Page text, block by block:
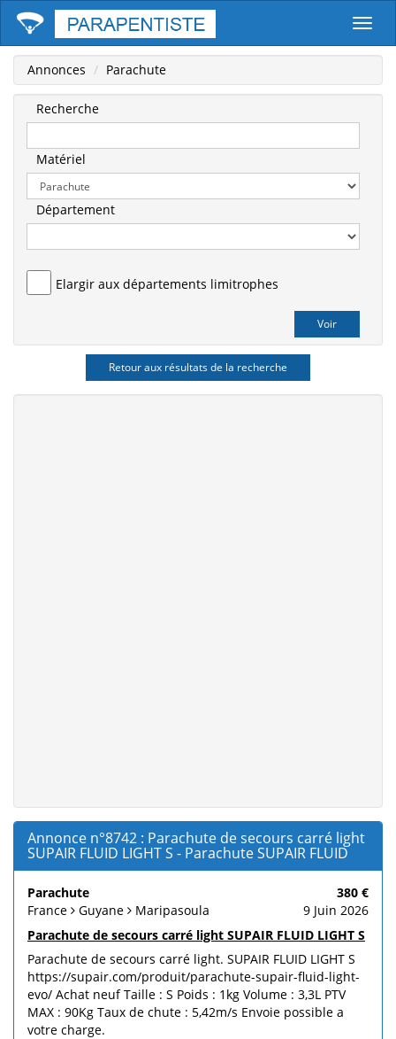
Annonces Parachute
Recherche
Matériel
Département
Elargir aux départements limitrophes
Retour aux résultats de la recherche
Annonce n°8742 : Parachute de secours carré light
SUPAIR FLUID LIGHT S - Parachute SUPAIR FLUID
Parachute
380 €
France
Guyane Maripasoula
9 Juin 2026
Parachute de secours carré light SUPAIR FLUID LIGHT S
Parachute de secours carré light. SUPAIR FLUID LIGHT S
https://supair.com/produit/parachute-supair-fluid-light-
evo/ Achat neuf Taille : S Poids : 1kg Volume : 3,3L PTV
MAX : 90Kg Taux de chute : 5,42m/s Envoie possible a
votre charge.